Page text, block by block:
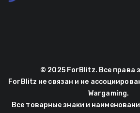
© 2025 ForBlitz. Все права
ForBlitz не связан и не
Wargaming.
Все товарные знаки и